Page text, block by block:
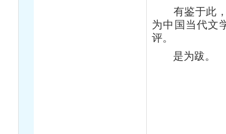
有鉴于此，
为中国当代文
评。
是为跋。